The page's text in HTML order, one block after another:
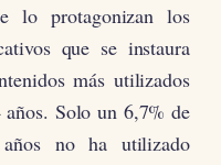
lo protagonizan los
que se instaura
más utilizados
Solo un 6,7% de
no ha utilizado